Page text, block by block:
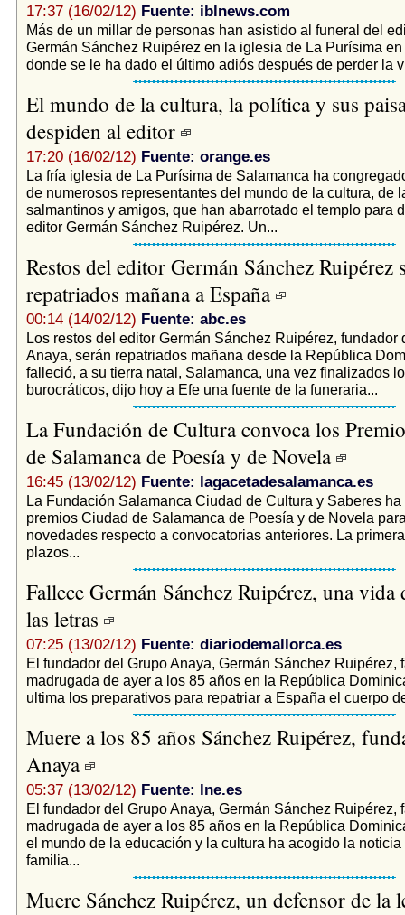
17:37 (16/02/12) Fuente: iblnews.com
Más de un millar de personas han asistido al funeral del
Germán Sánchez Ruipérez en la iglesia de La Purísima
donde se le ha dado el último adiós después de perder la
El mundo de la cultura, la política y sus
despiden al editor
17:20 (16/02/12) Fuente: orange.es
La fría iglesia de La Purísima de Salamanca ha
de numerosos representantes del mundo de la cultura, de
salmantinos y amigos, que han abarrotado el templo para
editor Germán Sánchez Ruipérez. Un...
Restos del editor Germán Sánchez Ruipérez
repatriados mañana a España
00:14 (14/02/12) Fuente: abc.es
Los restos del editor Germán Sánchez Ruipérez, fundador
Anaya, serán repatriados mañana desde la República
falleció, a su tierra natal, Salamanca, una vez finalizados
burocráticos, dijo hoy a Efe una fuente de la funeraria...
La Fundación de Cultura convoca los
de Salamanca de Poesía y de Novela
16:45 (13/02/12) Fuente: lagacetadesalamanca.es
La Fundación Salamanca Ciudad de Cultura y Saberes
premios Ciudad de Salamanca de Poesía y de Novela
novedades respecto a convocatorias anteriores. La
plazos...
Fallece Germán Sánchez Ruipérez, una vida
las letras
07:25 (13/02/12) Fuente: diariodemallorca.es
­El fundador del Grupo Anaya, Germán Sánchez Ruipérez,
madrugada de ayer a los 85 años en la República
ultima los preparativos para repatriar a España el cuerpo
Muere a los 85 años Sánchez Ruipérez,
Anaya
05:37 (13/02/12) Fuente: lne.es
El fundador del Grupo Anaya, Germán Sánchez Ruipérez,
madrugada de ayer a los 85 años en la República
el mundo de la educación y la cultura ha acogido la noticia
familia...
Muere Sánchez Ruipérez, un defensor de la